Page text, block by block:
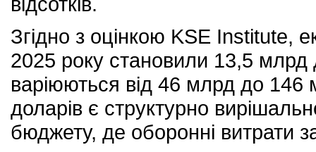
Згідно з оцінкою KSE Institute,
2025 року становили 13,5 млрд
варіюються від 46 млрд до 146
доларів є структурно
бюджету, де оборонні витрати